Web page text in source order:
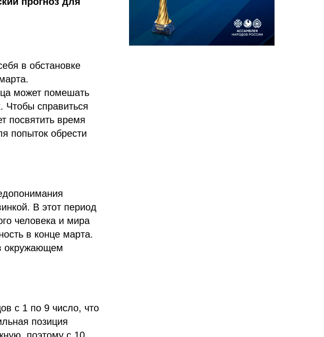
в обстановке
может помешать
справиться
посвятить время
попыток обрести
В этот период
человека и мира
в конце марта.
окружающем
с 1 по 9 число, что
позиция